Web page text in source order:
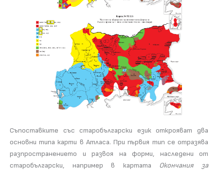
Съпоставките със старобългарски език открояват два
основни типа карти в Атласа. При първия тип се отразява
разпространението и развоя на форми, наследени от
старобългарски, например в картата Окончания за